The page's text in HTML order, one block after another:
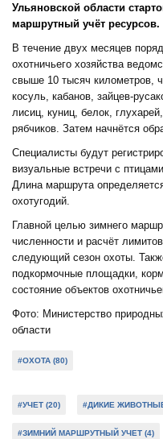
Ульяновской области
маршрутный учёт ресурсов.
В течение двух месяцев
охотничьего хозяйства
свыше 10 тысяч километров,
косуль, кабанов, зайцев-
лисиц, куниц, белок,
рябчиков. Затем начнётся
Специалисты будут
визуальные встречи с
Длина маршрута
охотугодий.
Главной целью зимнего
численности и расчёт
следующий сезон охоты.
подкормочные площадки,
состояние объектов
Фото: Министерство
области
#ОХОТА (80)
#УЧЕТ (20) #ДИКИЕ
#ЗИМНИЙ МАРШРУТНЫЙ УЧЕТ (4)